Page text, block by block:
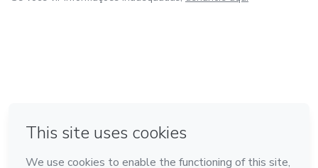
Feito com ❤ em Bogotá